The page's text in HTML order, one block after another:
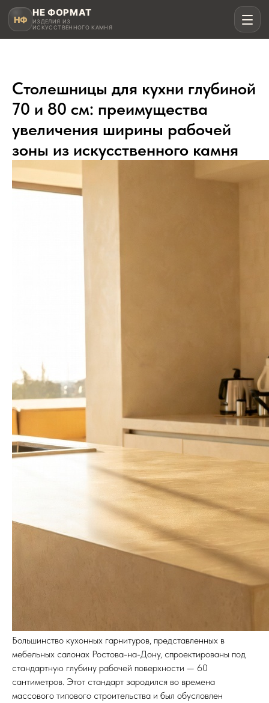
НФ
НЕ ФОРМАТ
ИЗДЕЛИЯ ИЗ
ИСКУССТВЕННОГО КАМНЯ
Написать в Telegram
Мангальные зоны
Столешницы для барбекю
Кухонная техника
Подбор под столешницу
Разделочные доски
Столешницы для кухни глубиной
70 и 80 см: преимущества
увеличения ширины рабочей
зоны из искусственного камня
Большинство кухонных гарнитуров, представленных в
мебельных салонах Ростова-на-Дону, спроектированы под
стандартную глубину рабочей поверхности — 60
сантиметров. Этот стандарт зародился во времена
массового типового строительства и был обусловлен